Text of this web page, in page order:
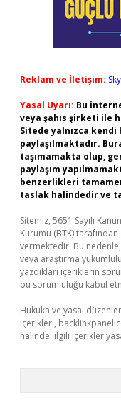
Reklam ve İletişim:
Yasal Uyarı: Bu
veya şahıs şirketi ile
Sitede yalnızca kendi
paylaşılmaktadır.
taşımamakta olup,
paylaşım
benzerlikleri
taslak halindedir ve
Sitemiz, 5651 Sayılı
Kurumu (BTK)
vermektedir. Bu
veya araştırma
yazdıkları içeriklerin
bu sorumluluğu kabul
Hukuka ve yasal
içerikleri,
halinde, ilgili içerikler